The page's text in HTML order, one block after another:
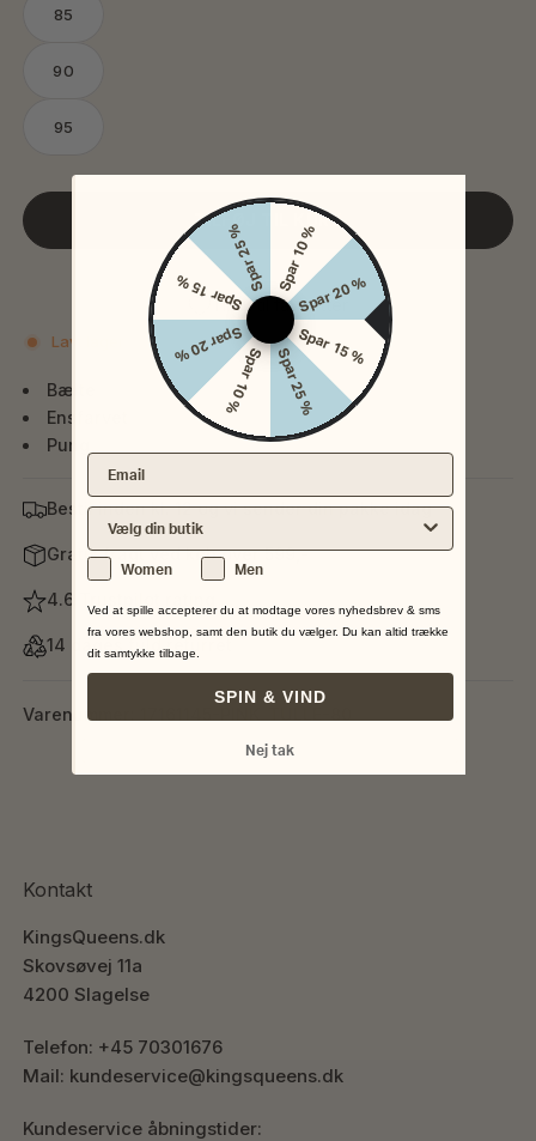
85
90
95
TILFØJ TIL KURV
Tilføj til favoritter
Lavt lager
Bælte
Ensfarvet
Pung
Bestil inden kl. 12 og vi sender din pakke idag
Gratis fragt ved køb over 599,-
4.6 Trustpilot rating
14 dages fuld returret
Varenummer: 17161145-PINK_TULLE-80
Kontakt
KingsQueens.dk
Skovsøvej 11a
4200 Slagelse
Telefon: +45 70301676
Mail: kundeservice@kingsqueens.dk
Kundeservice åbningstider:
Spar 10 %
Spar 20 %
Spar 15 %
Spar 25 %
Spar 10 %
Spar 20 %
Spar 15 %
Spar 25 %
Email
Vælg din nærmeste butik
Køn Women Men
Ved at spille accepterer du at modtage vores nyhedsbrev & sms
fra vores webshop, samt den butik du vælger. Du kan altid trække
dit samtykke tilbage.
SPIN & VIND
Nej tak